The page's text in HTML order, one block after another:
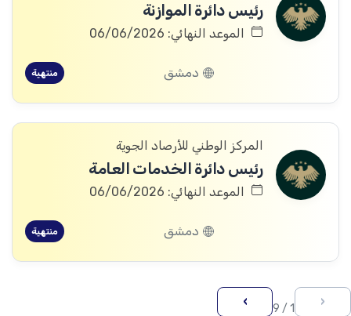
رئيس دائرة الموازنة
الموعد النهائي: 06/06/2026
دمشق منتهية
المركز الوطني للأرصاد الجوية
رئيس دائرة الخدمات العامة
الموعد النهائي: 06/06/2026
دمشق منتهية
‹
1 / 9
›